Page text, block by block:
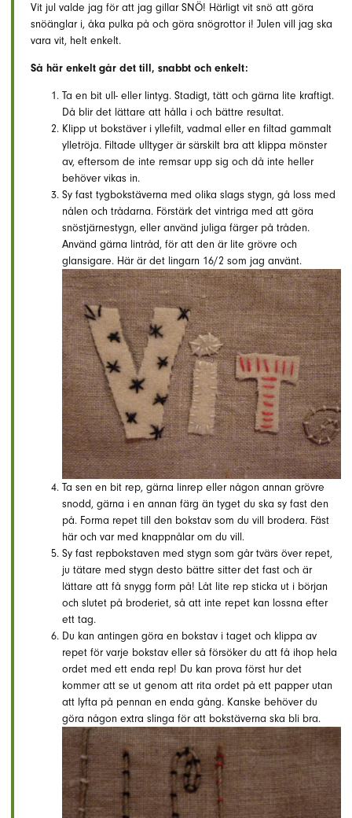
Vit jul valde jag för att jag gillar SNÖ! Härligt vit snö att göra
snöänglar i, åka pulka på och göra snögrottor i! Julen vill jag ska
vara vit, helt enkelt.
Så här enkelt går det till, snabbt och enkelt:
Ta en bit ull- eller lintyg. Stadigt, tätt och gärna lite kraftigt.
Då blir det lättare att hålla i och bättre resultat.
Klipp ut bokstäver i yllefilt, vadmal eller en filtad gammalt
ylletröja. Filtade ulltyger är särskilt bra att klippa mönster
av, eftersom de inte remsar upp sig och då inte heller
behöver vikas in.
Sy fast tygbokstäverna med olika slags stygn, gå loss med
nålen och trådarna. Förstärk det vintriga med att göra
snöstjärnestygn, eller använd juliga färger på tråden.
Använd gärna lintråd, för att den är lite grövre och
glansigare. Här är det lingarn 16/2 som jag använt.
Ta sen en bit rep, gärna linrep eller någon annan grövre
snodd, gärna i en annan färg än tyget du ska sy fast den
på. Forma repet till den bokstav som du vill brodera. Fäst
här och var med knappnålar om du vill.
Sy fast repbokstaven med stygn som går tvärs över repet,
ju tätare med stygn desto bättre sitter det fast och är
lättare att få snygg form på! Låt lite rep sticka ut i början
och slutet på broderiet, så att inte repet kan lossna efter
ett tag.
Du kan antingen göra en bokstav i taget och klippa av
repet för varje bokstav eller så försöker du att få ihop hela
ordet med ett enda rep! Du kan prova först hur det
kommer att se ut genom att rita ordet på ett papper utan
att lyfta på pennan en enda gång. Kanske behöver du
göra någon extra slinga för att bokstäverna ska bli bra.